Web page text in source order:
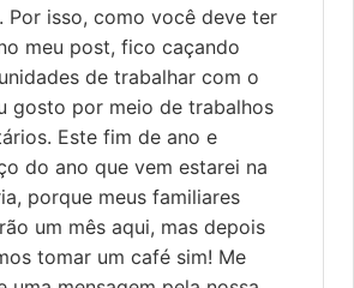
Por isso, como você deve ter
meu post, fico caçando
de trabalhar com o
gosto por meio de trabalhos
Este fim de ano e
do ano que vem estarei na
porque meus familiares
um mês aqui, mas depois
tomar um café sim! Me